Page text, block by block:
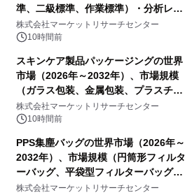
準、二級標準、作業標準）・分析レポ
ートを発表
株式会社マーケットリサーチセンター
10時間前
スキンケア製品パッケージングの世界
市場（2026年～2032年）、市場規模
（ガラス包装、金属包装、プラスチッ
ク包装、その他）・分析レポートを発
表
株式会社マーケットリサーチセンター
10時間前
PPS集塵バッグの世界市場（2026年～
2032年）、市場規模（円筒形フィルタ
ーバッグ、平袋型フィルターバッグ、
プリーツフィルターバッグ、その
株式会社マーケットリサーチセンター